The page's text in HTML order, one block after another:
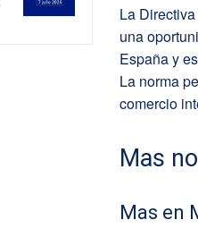
La
una
España y
La norma
comercio
Mas
Mas en